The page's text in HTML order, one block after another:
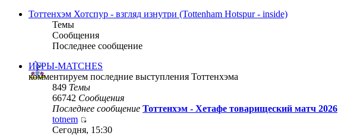
Тоттенхэм Хотспур - взгляд изнутри (Tottenham Hotspur - inside)
Темы
Сообщения
Последнее сообщение
ИГРЫ-MATCHES
комментируем последние выступления Тоттенхэма
849 Темы
66742 Сообщения
Последнее сообщение Тоттенхэм - Хетафе товарищеский матч 2026
totnem
Сегодня, 15:30